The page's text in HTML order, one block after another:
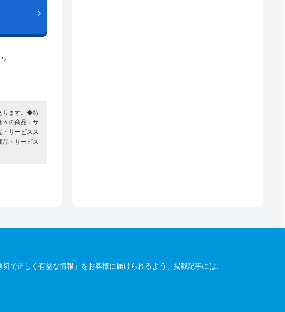
ります。◆特
々の商品・サ
サービスス
・サービス
で正しく有益な情報」をお客様に届けられるよう、掲載記事には、